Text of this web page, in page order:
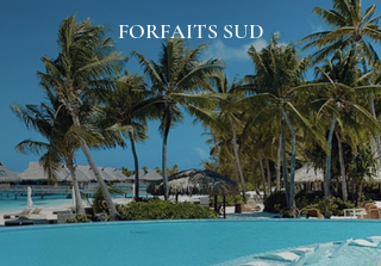
FORFAITS SUD